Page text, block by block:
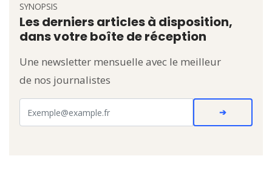
SYNOPSIS
Les derniers articles à disposition,
dans votre boîte de réception
Une newsletter mensuelle avec le meilleur
de nos journalistes